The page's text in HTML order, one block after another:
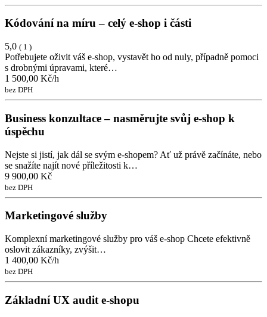
Kódování na míru – celý e-shop i části
5,0 ( 1 )
Potřebujete oživit váš e-shop, vystavět ho od nuly, případně pomoci
s drobnými úpravami, které…
1 500,00 Kč/h
bez DPH
Business konzultace – nasměrujte svůj e-shop k
úspěchu
Nejste si jistí, jak dál se svým e-shopem? Ať už právě začínáte, nebo
se snažíte najít nové příležitosti k…
9 900,00 Kč
bez DPH
Marketingové služby
Komplexní marketingové služby pro váš e-shop Chcete efektivně
oslovit zákazníky, zvýšit…
1 400,00 Kč/h
bez DPH
Základní UX audit e-shopu